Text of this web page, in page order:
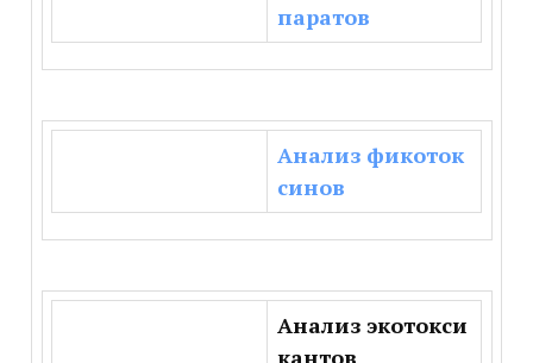
паратов
Анализ фикоток
синов
Анализ экотокси
кантов